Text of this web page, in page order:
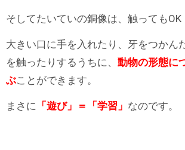
そしてたいていの銅像は、触ってもOK
大きい口に手を入れたり、牙をつかん
を触ったりするうちに、 動物の形態に
ぶことができます。
まさに 「遊び」＝「学習」 なのです。